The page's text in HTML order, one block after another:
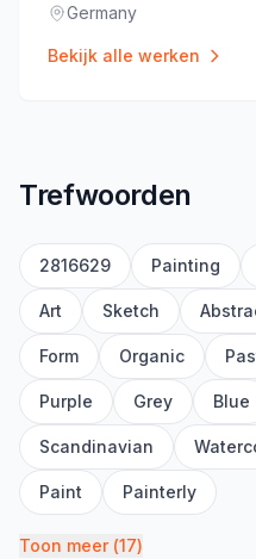
Locatie:
Germany
Bekijk alle werken
Trefwoorden
2816629 Painting
Art Sketch
Form Organic
Purple Grey Blue
Scandinavian
Paint Painterly
Toon meer(17)